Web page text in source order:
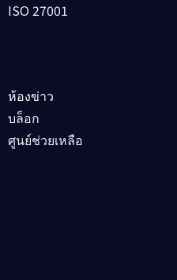
ห้องข่าว
บล็อก
ศูนย์ช่วยเหลือ
ISO 27001